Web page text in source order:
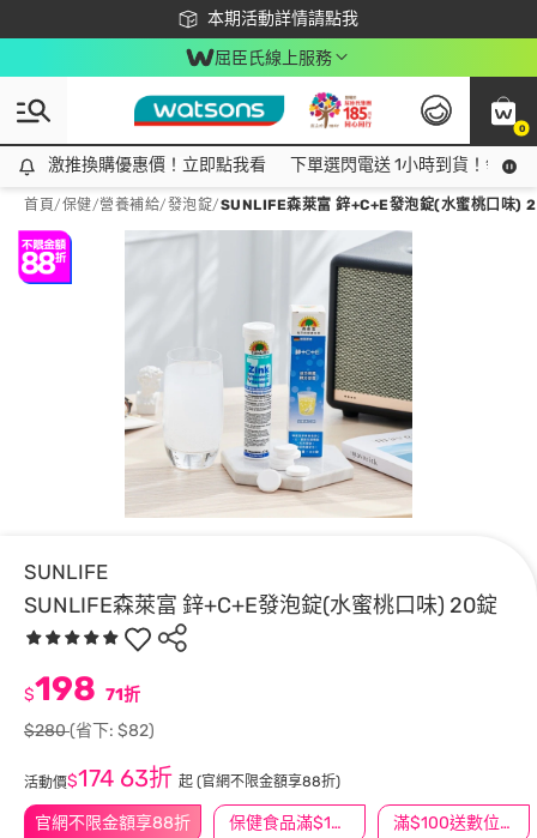
本期活動詳情請點我
下載app最高回饋$350
屈臣氏線上服務
0
激推換購優惠價！立即點我看
激推換購優惠價！立即點我看 下單選閃電送 1小時到貨！領神
首頁/保健/營養補給/發泡錠/SUNLIFE森萊富 鋅+C+E發泡錠(水蜜桃口味)
SUNLIFE
SUNLIFE森萊富 鋅+C+E發泡錠(水蜜桃口味) 20錠
官網不限金額享88折 保健食品滿$1200送$100 滿$100送數位印花
$198 71折
$280(省下: $82)
活動價$174 63折 起 (官網不限金額享88折)